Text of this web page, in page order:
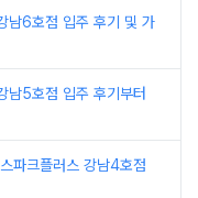
남6호점 입주 후기 및 가
남5호점 입주 후기부터
파크플러스 강남4호점